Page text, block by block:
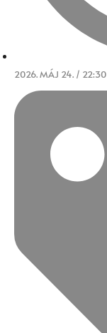
2026. MÁJ 24. / 22:30